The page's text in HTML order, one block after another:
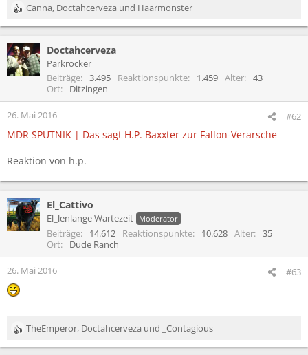
R
e
k
t
i
n
e
:
Canna, Doctahcerveza und Haarmonster
Doctahcerveza
Parkrocker
Beiträge
3.495 Reaktionspunkte 1.459 Alter
43
Ort
Ditzingen
26. Mai 2016 #62
MDR SPUTNIK | Das sagt H.P. Baxxter zur Fallon-Verarsche
Reaktion von h.p.
El_Cattivo
El_lenlange Wartezeit Moderator
Beiträge 14.612 Reaktionspunkte 10.628 Alter
35
Ort
Dude Ranch
26. Mai 2016 #63
R
e
TheEmperor, Doctahcerveza und _Contagious